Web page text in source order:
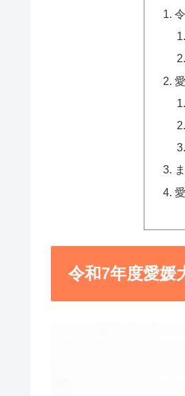
令和7年度愛媛